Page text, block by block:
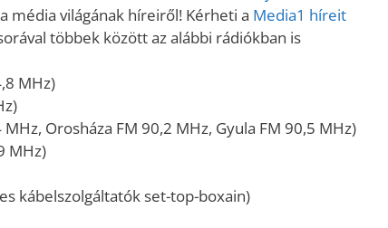
billentyűket
média világának híreiről! Kérheti a Media1 híreit
többek között az alábbi rádiókban is
MHz)
Orosháza FM 90,2 MHz, Gyula FM 90,5 MHz)
MHz)
kábelszolgáltatók set-top-boxain)